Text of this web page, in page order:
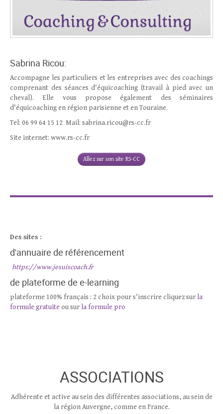
Sabrina Ricou:
Accompagne les particuliers et les entreprises avec des coachings
comprenant des séances d'équicoaching (travail à pied avec un
cheval). Elle vous propose également des séminaires
d'équicoaching en région parisienne et en Touraine.
Tel: 06 99 64 15 12 Mail: sabrina.ricou@rs-cc.fr
Site internet: www.rs-cc.fr
Allez sur son site RS-CC
Des sites :
d'annuaire de référencement
https://www.jesuiscoach.fr
de plateforme de e-learning
plateforme 100% français : 2 choix pour s'inscrire cliquez sur la
formule gratuiteou sur la formule pro
ASSOCIATIONS
Adhérente et active au sein des différentes associations, au sein de
la région Auvergne, comme en France.